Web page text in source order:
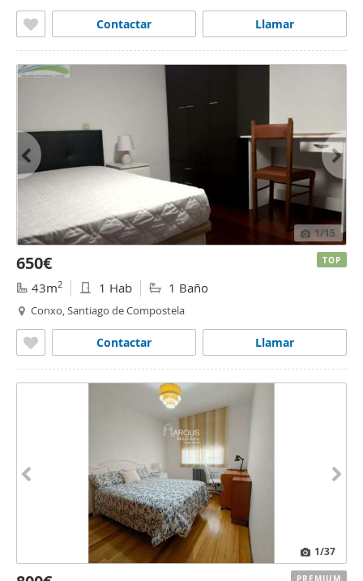
Llamar
Contactar
1/15
650€
43m2 1 Hab 1 Baño
Conxo, Santiago de Compostela
Llamar
Contactar
TOP
1/37
PREMIUM